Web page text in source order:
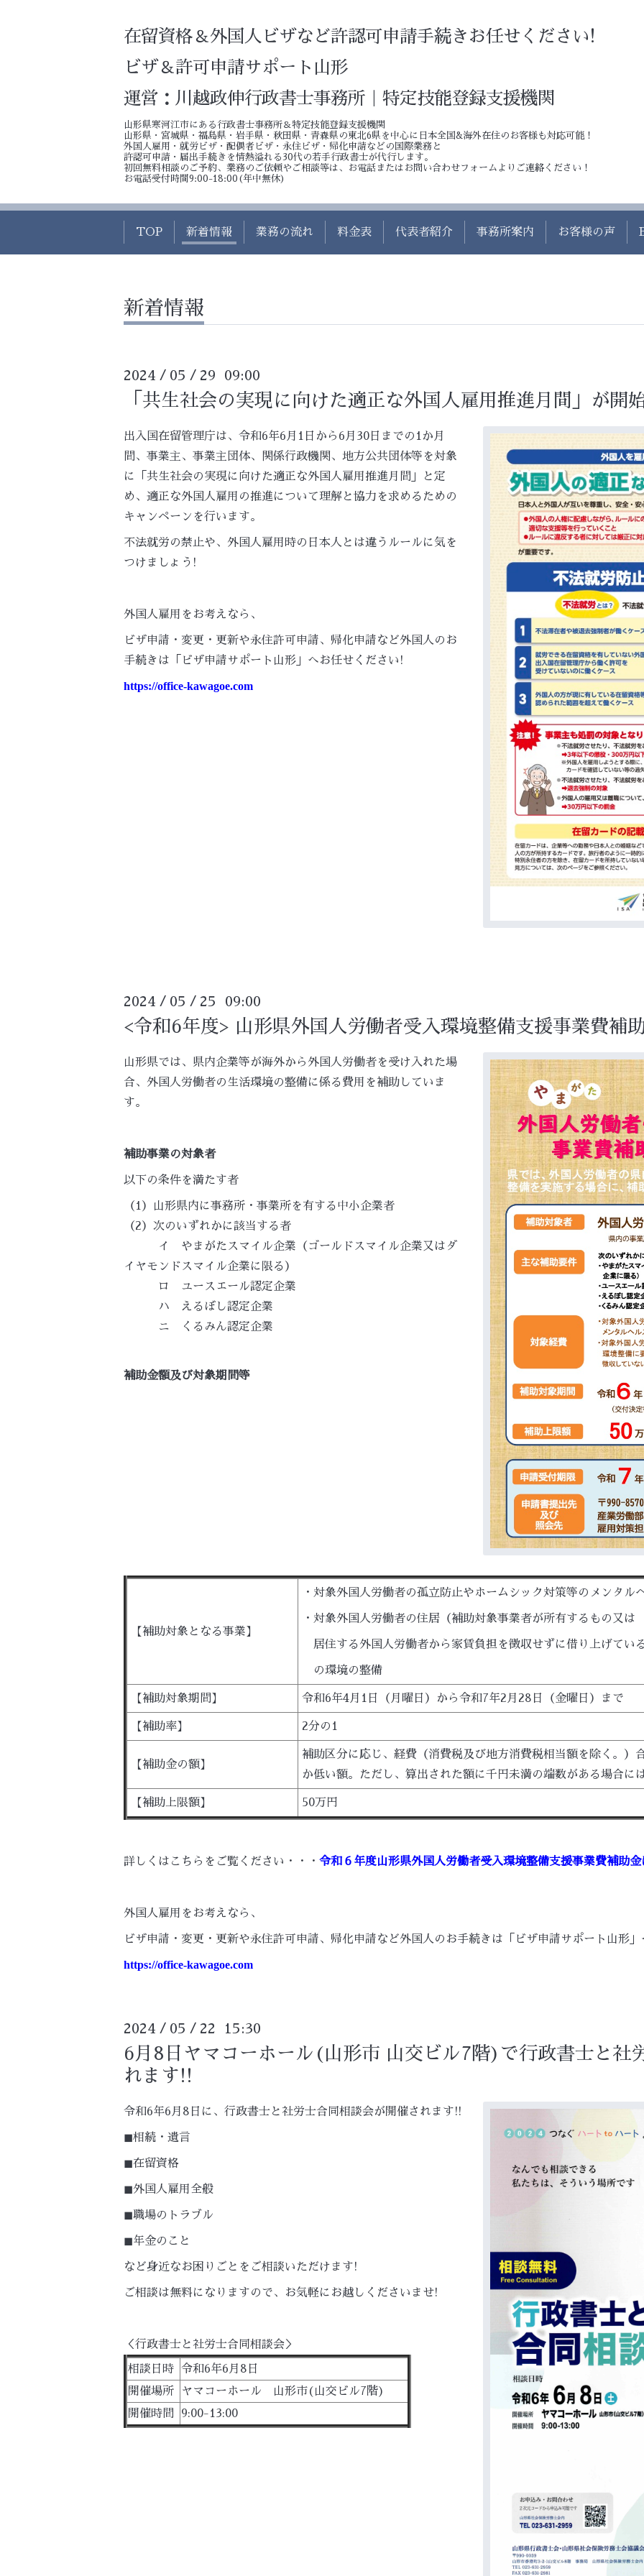
在留資格＆外国人ビザなど許認可申請手続きお任せください!
ビザ＆許可申請サポート山形
運営：川越政伸行政書士事務所｜特定技能登録支援機関
山形県寒河江市にある行政書士事務所＆特定技能登録支援機関
山形県・宮城県・福島県・岩手県・秋田県・青森県の東北6県を中心に日本全国&海外在住のお客様も対応可能！
外国人雇用・就労ビザ・配偶者ビザ・永住ビザ・帰化申請などの国際業務と
許認可申請・届出手続きを情熱溢れる30代の若手行政書士が代行します。
初回無料相談のご予約、業務のご依頼やご相談等は、お電話またはお問い合わせフォームよりご連絡ください！
お電話受付時間9:00-18:00(年中無休)
TOP 新着情報 業務の流れ 料金表 代表者紹介 事務所案内 お客様の声
新着情報
2024 / 05 / 29 09:00
「共生社会の実現に向けた適正な外国人雇用推進月間」が開
出入国在留管理庁は、令和6年6月1日から6月30日までの1か月
間、事業主、事業主団体、関係行政機関、地方公共団体等を対象
に「共生社会の実現に向けた適正な外国人雇用推進月間」と定
め、適正な外国人雇用の推進について理解と協力を求めるための
キャンペーンを行います。
不法就労の禁止や、外国人雇用時の日本人とは違うルールに気を
つけましょう!
外国人雇用をお考えなら、
ビザ申請・変更・更新や永住許可申請、帰化申請など外国人のお
手続きは「ビザ申請サポート山形」へお任せください!
https://office-kawagoe.com
2024 / 05 / 25 09:00
<令和6年度> 山形県外国人労働者受入環境整備支援事業費補
山形県では、県内企業等が海外から外国人労働者を受け入れた場
合、外国人労働者の生活環境の整備に係る費用を補助していま
す。
補助事業の対象者
以下の条件を満たす者
（1）山形県内に事務所・事業所を有する中小企業者
（2）次のいずれかに該当する者
イ やまがたスマイル企業（ゴールドスマイル企業又はダ
イヤモンドスマイル企業に限る）
ロ ユースエール認定企業
ハ えるぼし認定企業
ニ くるみん認定企業
補助金額及び対象期間等
【補助対象となる事業】
・対象外国人労働者の孤立防止やホームシック対策等のメンタル
・対象外国人労働者の住居（補助対象事業者が所有するもの又は
居住する外国人労働者から家賃負担を徴収せずに借り上げてい
の環境の整備
【補助対象期間】 令和6年4月1日（月曜日）から令和7年2月28日（金曜日）まで
【補助率】 2分の1
【補助金の額】
補助区分に応じ、経費（消費税及び地方消費税相当額を除く。
か低い額。ただし、算出された額に千円未満の端数がある場合に
【補助上限額】 50万円
詳しくはこちらをご覧ください・・・ 令和６年度山形県外国人労働者受入環境整備支援事業費補助金
外国人雇用をお考えなら、
ビザ申請・変更・更新や永住許可申請、帰化申請など外国人のお手続きは「ビザ申請サポート山形
https://office-kawagoe.com
2024 / 05 / 22 15:30
6月8日ヤマコーホール(山形市 山交ビル7階)で行政書士と社
れます!!
令和6年6月8日に、行政書士と社労士合同相談会が開催されます!!
◼︎相続・遺言
◼︎在留資格
◼︎外国人雇用全般
◼︎職場のトラブル
◼︎年金のこと
など身近なお困りごとをご相談いただけます!
ご相談は無料になりますので、お気軽にお越しくださいませ!
＜行政書士と社労士合同相談会＞
相談日時
令和6年6月8日
開催場所
ヤマコーホール 山形市(山交ビル7階)
開催時間
9:00-13:00